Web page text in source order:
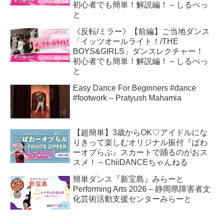
初心者でも簡単！解説編！ – しるべっ
と
《反転/ミラー》【前編】ご当地ダンス
「イッツオールライト！/THE
BOYS&GIRLS」ダンスレクチャー！
初心者でも簡単！解説編！ – しるべっ
と
Easy Dance For Beginners #dance
#footwork – Pratyush Mahamia
【超簡単】3歳からOK♡アイドルにな
りきって楽しむオリジナル振付『ぱわ
ーオブらぶ』スカートで踊るのがおス
スメ！ – ChiiDANCEちゃんねる
簡単ダンス『新宝島』みらーと
Performing Arts 2026 – 静岡県障害者文
化芸術活動支援センターみらーと